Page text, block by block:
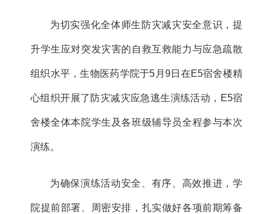
为切实强化全体师生防灾减灾安全意识，提
升学生应对突发灾害的自救互救能力与应急疏散
组织水平，生物医药学院于5月9日在E5宿舍楼精
心组织开展了防灾减灾应急逃生演练活动，E5宿
舍楼全体本院学生及各班级辅导员全程参与本次
演练。
为确保演练活动安全、有序、高效推进，学
院提前部署、周密安排，扎实做好各项前期筹备